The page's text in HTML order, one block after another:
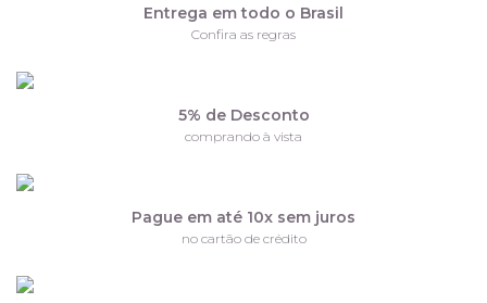
Entrega em todo o Brasil
Confira as regras
5% de Desconto
comprando à vista
Pague em até 10x sem juros
no cartão de crédito